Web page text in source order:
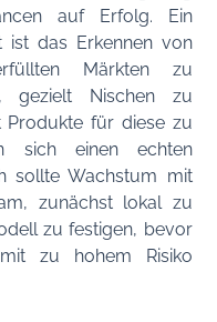
auf Erfolg. Ein
ist das Erkennen von
Märkten zu
gezielt Nischen zu
Produkte für diese zu
sich einen echten
sollte Wachstum mit
zunächst lokal zu
zu festigen, bevor
zu hohem Risiko